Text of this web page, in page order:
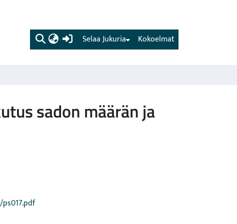
(current) Kokoelmat
Selaa Jukuria
sadon määrän ja